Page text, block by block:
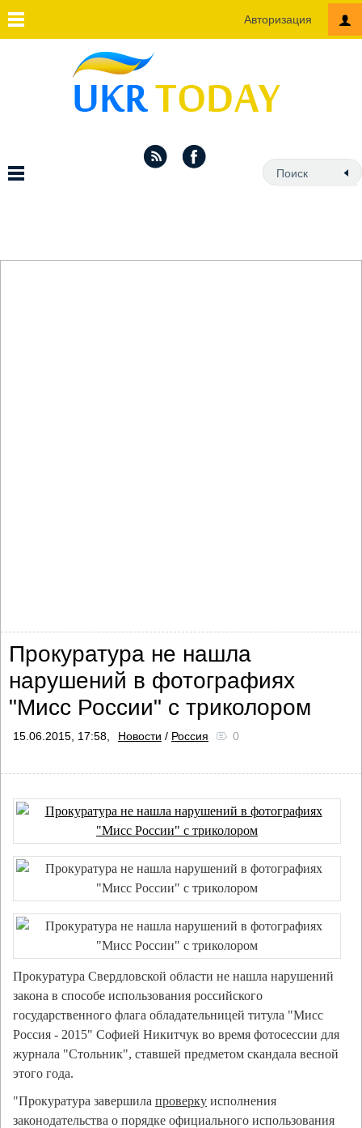
Авторизация
Прокуратура не нашла
нарушений в фотографиях
"Мисс России" с триколором
15.06.2015, 17:58, Новости / Россия 0
Прокуратура Свердловской области не нашла нарушений
закона в способе использования российского
государственного флага обладательницей титула "Мисс
Россия - 2015" Софией Никитчук во время фотосессии для
журнала "Стольник", ставшей предметом скандала весной
этого года.
"Прокуратура завершила проверку исполнения
законодательства о порядке официального использования